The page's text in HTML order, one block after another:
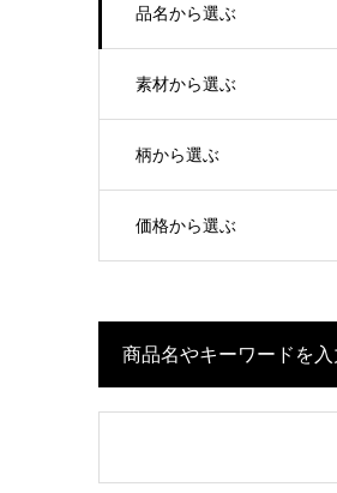
品名から選ぶ
素材から選ぶ
柄から選ぶ
価格から選ぶ
商品名やキーワードを